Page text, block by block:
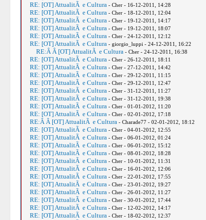
RE: [OT] AttualitÃ e Cultura - Cher - 16-12-2011, 14:28
RE: [OT] AttualitÃ e Cultura - Cher - 18-12-2011, 12:04
RE: [OT] AttualitÃ e Cultura - Cher - 19-12-2011, 14:17
RE: [OT] AttualitÃ e Cultura - Cher - 19-12-2011, 18:07
RE: [OT] AttualitÃ e Cultura - Cher - 24-12-2011, 12:12
RE: [OT] AttualitÃ e Cultura - giorgio_luppi - 24-12-2011, 16:22
RE:Â Â [OT] AttualitÃ e Cultura - Cher - 24-12-2011, 16:38
RE: [OT] AttualitÃ e Cultura - Cher - 26-12-2011, 18:11
RE: [OT] AttualitÃ e Cultura - Cher - 27-12-2011, 14:42
RE: [OT] AttualitÃ e Cultura - Cher - 29-12-2011, 11:15
RE: [OT] AttualitÃ e Cultura - Cher - 29-12-2011, 12:47
RE: [OT] AttualitÃ e Cultura - Cher - 31-12-2011, 11:27
RE: [OT] AttualitÃ e Cultura - Cher - 31-12-2011, 19:38
RE: [OT] AttualitÃ e Cultura - Cher - 01-01-2012, 11:20
RE: [OT] AttualitÃ e Cultura - Cher - 02-01-2012, 17:18
RE:Â Â [OT] AttualitÃ e Cultura - Charade77 - 02-01-2012, 18:12
RE: [OT] AttualitÃ e Cultura - Cher - 04-01-2012, 12:55
RE: [OT] AttualitÃ e Cultura - Cher - 06-01-2012, 01:24
RE: [OT] AttualitÃ e Cultura - Cher - 06-01-2012, 15:12
RE: [OT] AttualitÃ e Cultura - Cher - 08-01-2012, 18:28
RE: [OT] AttualitÃ e Cultura - Cher - 10-01-2012, 11:31
RE: [OT] AttualitÃ e Cultura - Cher - 16-01-2012, 12:06
RE: [OT] AttualitÃ e Cultura - Cher - 22-01-2012, 17:55
RE: [OT] AttualitÃ e Cultura - Cher - 23-01-2012, 19:27
RE: [OT] AttualitÃ e Cultura - Cher - 26-01-2012, 11:27
RE: [OT] AttualitÃ e Cultura - Cher - 30-01-2012, 17:44
RE: [OT] AttualitÃ e Cultura - Cher - 12-02-2012, 14:17
RE: [OT] AttualitÃ e Cultura - Cher - 18-02-2012, 12:37